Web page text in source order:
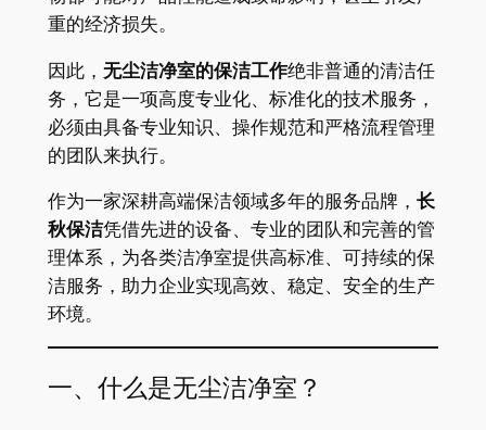
重的经济损失。
因此， 无尘洁净室的保洁工作绝非普通的清洁任
务，它是一项高度专业化、标准化的技术服务，
必须由具备专业知识、操作规范和严格流程管理
的团队来执行。
作为一家深耕高端保洁领域多年的服务品牌， 长
秋保洁凭借先进的设备、专业的团队和完善的管
理体系，为各类洁净室提供高标准、可持续的保
洁服务，助力企业实现高效、稳定、安全的生产
环境。
一、什么是无尘洁净室？